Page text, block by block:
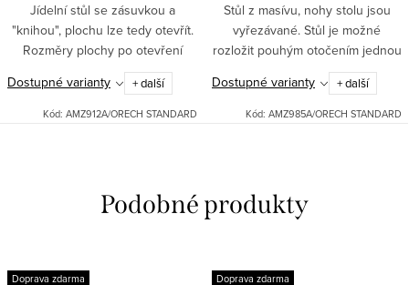
Jídelní stůl se zásuvkou a
"knihou", plochu lze tedy otevřít.
Rozměry plochy po otevření
100x200 cm. Materiál masív.
Možné dodat v různých
odstínech: bílá patina, černá...
Dostupné varianty + další
Kód: AMZ912A/ORECH STANDARD
Stůl z masívu, nohy stolu jsou
vyřezávané. Stůl je možné
rozložit pouhým otočením jednou
nohou, plocha se tak zvětší o 40
cm. Možné dodat v různých
odstínech: bílá patina, černá...
Dostupné varianty + další
Kód: AMZ985A/ORECH STANDARD
Doprava zdarma Doprava zdarma